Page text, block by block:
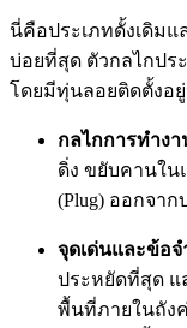
นี่คือประเภทดั้งเดิม
บ่อยที่สุด ตัวกลไกปร
โดยมีทุ่นลอยติดตั้งอ
กลไกการทำงา
ดิ่ง ขยับคานใน
(Plug) ออกจาก
จุดเด่นและข้อจ
ประหยัดที่สุด แ
พื้นที่ภายในถัง